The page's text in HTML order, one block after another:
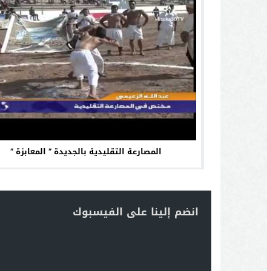
المصارعة التقليدية بالجديدة ” المعابزة ”
انضم إلينا على الفيسبوك